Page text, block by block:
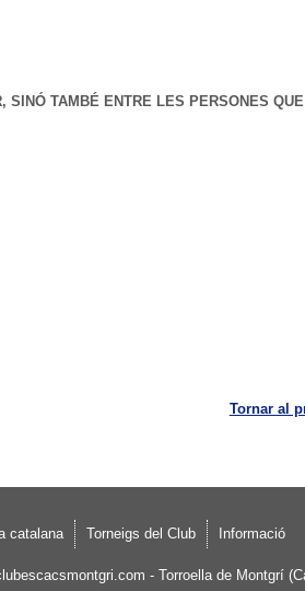
SINÓ TAMBÉ ENTRE LES PERSONES
Tornar al
catalana Torneigs del Club Informació
- Torroella de Montgrí